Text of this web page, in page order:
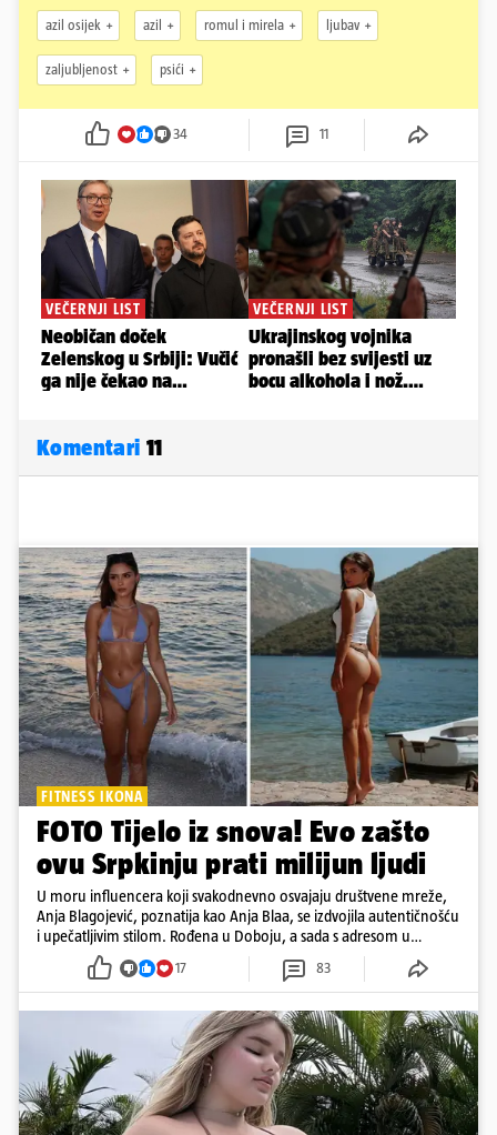
azil osijek azil romul i mirela ljubav
zaljubljenost psići
34 11
Komentari 11
FITNESS IKONA
FOTO Tijelo iz snova! Evo zašto
ovu Srpkinju prati milijun ljudi
U moru influencera koji svakodnevno osvajaju društvene mreže,
Anja Blagojević, poznatija kao Anja Blaa, se izdvojila autentičnošću
i upečatljivim stilom. Rođena u Doboju, a sada s adresom u
Dubaiju, Anja je spoj glamura, discipline i mladenačke energije
17 83